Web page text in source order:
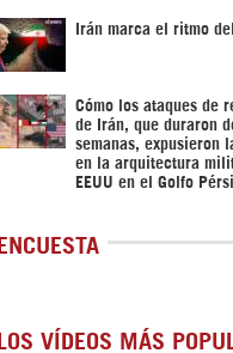
Irán marca el ritmo
Cómo los ataques de
de Irán, que duraron
semanas, expusieron
en la arquitectura
EEUU en el Golfo
ENCUESTA
LOS VÍDEOS MÁS